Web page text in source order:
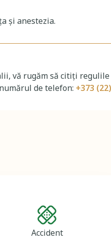
și anestezia.
vă rugăm să citiţi
de telefon: +373
Image
Accident